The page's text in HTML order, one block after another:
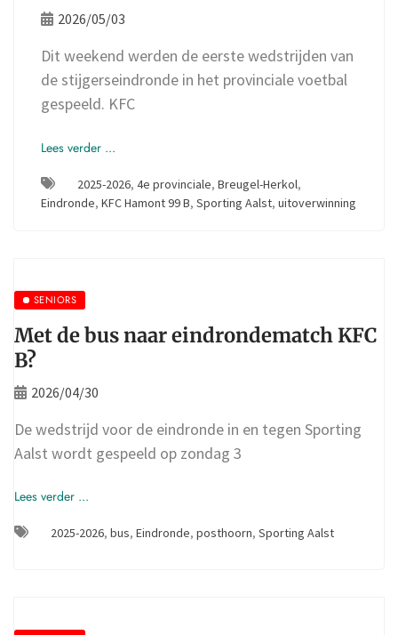
2026/05/03
Dit weekend werden de eerste wedstrijden van
de stijgerseindronde in het provinciale voetbal
gespeeld. KFC
Lees verder ...
2025-2026, 4e provinciale, Breugel-Herkol,
Eindronde, KFC Hamont 99 B, Sporting Aalst, uitoverwinning
SENIORS
Met de bus naar eindrondematch KFC
B?
2026/04/30
De wedstrijd voor de eindronde in en tegen Sporting
Aalst wordt gespeeld op zondag 3
Lees verder ...
2025-2026, bus, Eindronde, posthoorn, Sporting Aalst